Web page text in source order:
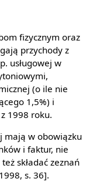
fizycznym oraz
przychody z
usługowej w
(o ile nie
1,5%) i
1998 roku.
mają w obowiązku
i faktur, nie
składać zeznań
1998, s. 36].